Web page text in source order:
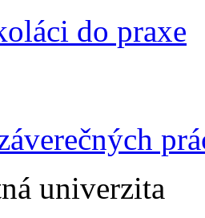
do praxe
univerzita